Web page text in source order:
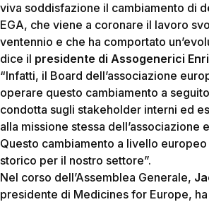
viva soddisfazione il cambiamento di
EGA, che viene a coronare il lavoro
ventennio e che ha comportato
dice il presidente di Assogenerici
“Infatti, il Board dell’associazione
operare questo cambiamento a
condotta sugli stakeholder interni ed
alla missione stessa dell’associazione
Questo cambiamento a livello
storico per il nostro settore”.
Nel corso dell’Assemblea Generale,
presidente di Medicines for Europe,